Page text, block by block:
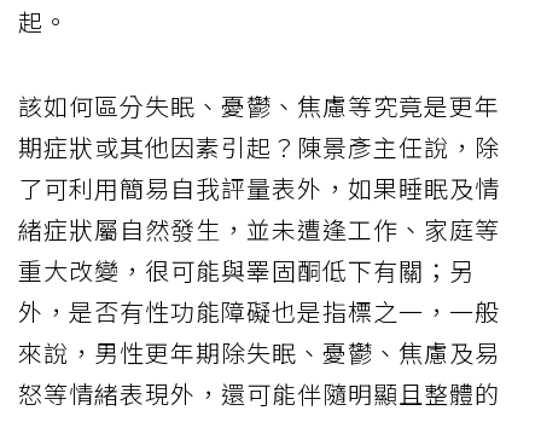
起。
該如何區分失眠、憂鬱、焦慮等究竟是更年
期症狀或其他因素引起？陳景彥主任說，除
了可利用簡易自我評量表外，如果睡眠及情
緒症狀屬自然發生，並未遭逢工作、家庭等
重大改變，很可能與睪固酮低下有關；另
外，是否有性功能障礙也是指標之一，一般
來說，男性更年期除失眠、憂鬱、焦慮及易
怒等情緒表現外，還可能伴隨明顯且整體的